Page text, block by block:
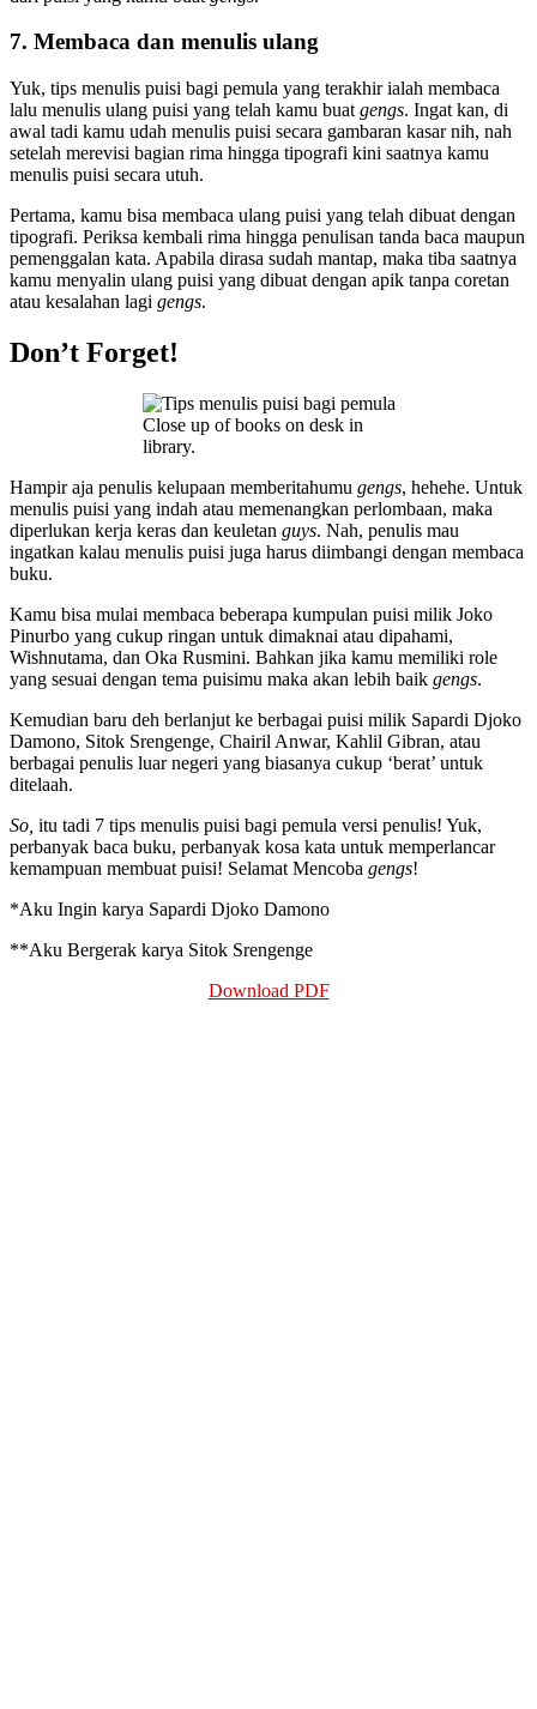
7. Membaca dan menulis ulang
Yuk, tips menulis puisi bagi pemula yang terakhir ialah membaca
lalu menulis ulang puisi yang telah kamu buat gengs. Ingat kan, di
awal tadi kamu udah menulis puisi secara gambaran kasar nih, nah
setelah merevisi bagian rima hingga tipografi kini saatnya kamu
menulis puisi secara utuh.
Pertama, kamu bisa membaca ulang puisi yang telah dibuat dengan
tipografi. Periksa kembali rima hingga penulisan tanda baca maupun
pemenggalan kata. Apabila dirasa sudah mantap, maka tiba saatnya
kamu menyalin ulang puisi yang dibuat dengan apik tanpa coretan
atau kesalahan lagi gengs.
Don’t Forget!
Close up of books on desk in
library.
Hampir aja penulis kelupaan memberitahumu gengs, hehehe. Untuk
menulis puisi yang indah atau memenangkan perlombaan, maka
diperlukan kerja keras dan keuletan guys. Nah, penulis mau
ingatkan kalau menulis puisi juga harus diimbangi dengan membaca
buku.
Kamu bisa mulai membaca beberapa kumpulan puisi milik Joko
Pinurbo yang cukup ringan untuk dimaknai atau dipahami,
Wishnutama, dan Oka Rusmini. Bahkan jika kamu memiliki role
yang sesuai dengan tema puisimu maka akan lebih baik gengs.
Kemudian baru deh berlanjut ke berbagai puisi milik Sapardi Djoko
Damono, Sitok Srengenge, Chairil Anwar, Kahlil Gibran, atau
berbagai penulis luar negeri yang biasanya cukup ‘berat’ untuk
ditelaah.
So, itu tadi 7 tips menulis puisi bagi pemula versi penulis! Yuk,
perbanyak baca buku, perbanyak kosa kata untuk memperlancar
kemampuan membuat puisi! Selamat Mencoba gengs!
*Aku Ingin karya Sapardi Djoko Damono
**Aku Bergerak karya Sitok Srengenge
Download PDF